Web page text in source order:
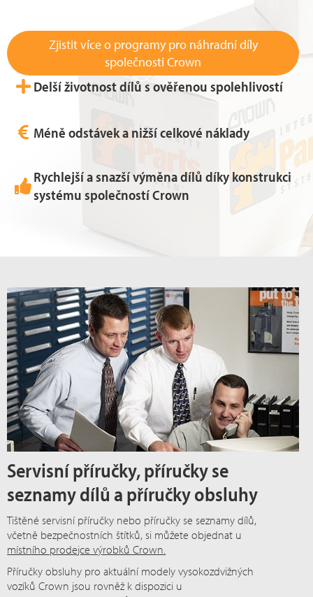
Zjistit více o programy pro náhradní díly
společnosti Crown
Delší životnost dílů s ověřenou spolehlivostí
Méně odstávek a nižší celkové náklady
Rychlejší a snazší výměna dílů díky konstrukci
systému společností Crown
Servisní příručky, příručky se
seznamy dílů a příručky obsluhy
Tištěné servisní příručky nebo příručky se seznamy dílů,
včetně bezpečnostních štítků, si můžete objednat u
místního prodejce výrobků Crown.
Příručky obsluhy pro aktuální modely vysokozdvižných
vozíků Crown jsou rovněž k dispozici u